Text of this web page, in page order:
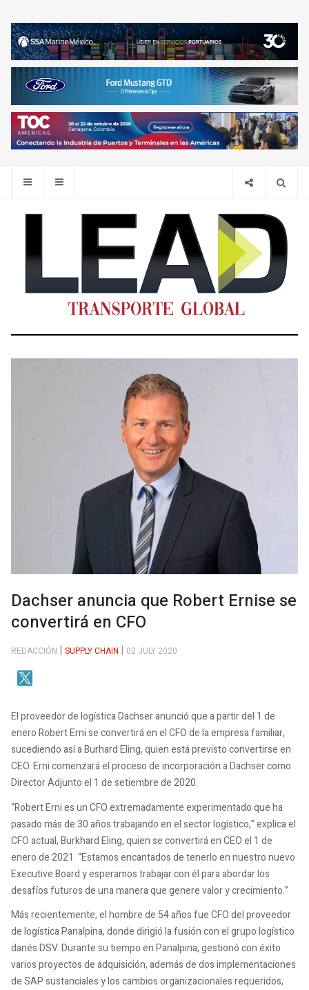
Dachser anuncia que Robert Ernise se
convertirá en CFO
REDACCIÓN SUPPLY CHAIN 02 JULY 2020
El proveedor de logística Dachser anunció que a partir del 1 de
enero Robert Erni se convertirá en el CFO de la empresa familiar,
sucediendo así a Burhard Eling, quien está previsto convertirse en
CEO. Erni comenzará el proceso de incorporación a Dachser como
Director Adjunto el 1 de setiembre de 2020.
“Robert Erni es un CFO extremadamente experimentado que ha
pasado más de 30 años trabajando en el sector logístico,” explica el
CFO actual, Burkhard Eling, quien se convertirá en CEO el 1 de
enero de 2021. “Estamos encantados de tenerlo en nuestro nuevo
Executive Board y esperamos trabajar con él para abordar los
desafíos futuros de una manera que genere valor y crecimiento.”
Más recientemente, el hombre de 54 años fue CFO del proveedor
de logística Panalpina, donde dirigió la fusión con el grupo logístico
danés DSV. Durante su tiempo en Panalpina, gestionó con éxito
varios proyectos de adquisición, además de dos implementaciones
de SAP sustanciales y los cambios organizacionales requeridos,